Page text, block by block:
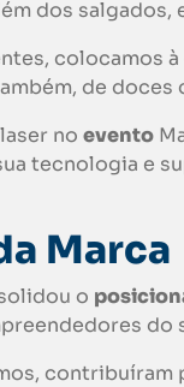
dos
colocamos
de doces
no evento
tecnologia e
Marca
o
contribuíram